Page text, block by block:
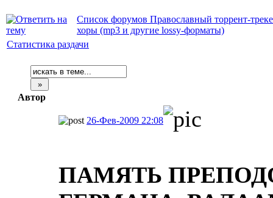
Список форумов Православный торрент-
хоры (mp3 и другие lossy-форматы)
Статистика раздачи
Автор
26-Фев-2009 22:08
ПАМЯТЬ